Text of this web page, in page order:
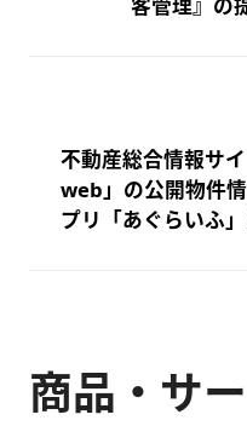
不動産総合情報サ
web」の公開物件
プリ「あぐらいふ
商品・サ